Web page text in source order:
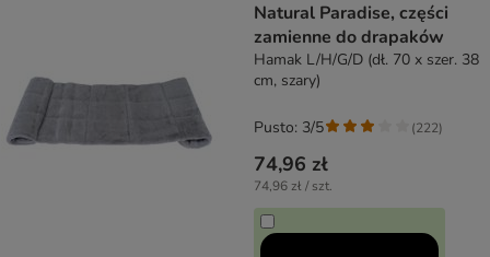
Natural Paradise, części
zamienne do drapaków
Hamak L/H/G/D (dł. 70 x szer. 38
cm, szary)
74,96 zł
74,96 zł / szt.
Pusto: 3/5 (222)